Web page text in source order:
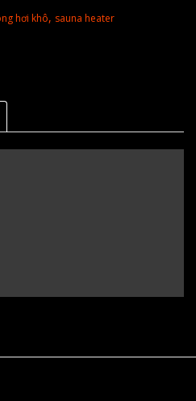
hơi khô, sauna heater